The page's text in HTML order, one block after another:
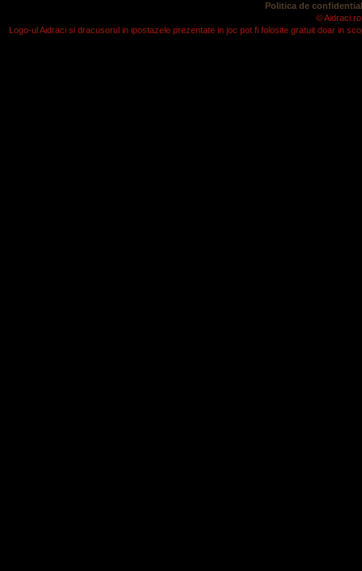
Politica de
©
Logo-ul Aidraci si dracusorul in ipostazele prezentate in joc pot fi folosite gratuit doar in